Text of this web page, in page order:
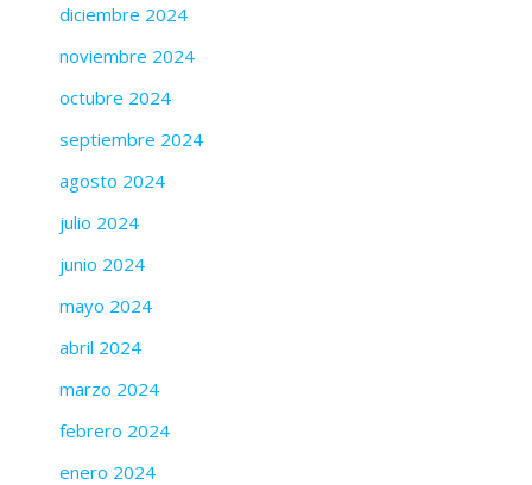
diciembre 2024
noviembre 2024
octubre 2024
septiembre 2024
agosto 2024
julio 2024
junio 2024
mayo 2024
abril 2024
marzo 2024
febrero 2024
enero 2024